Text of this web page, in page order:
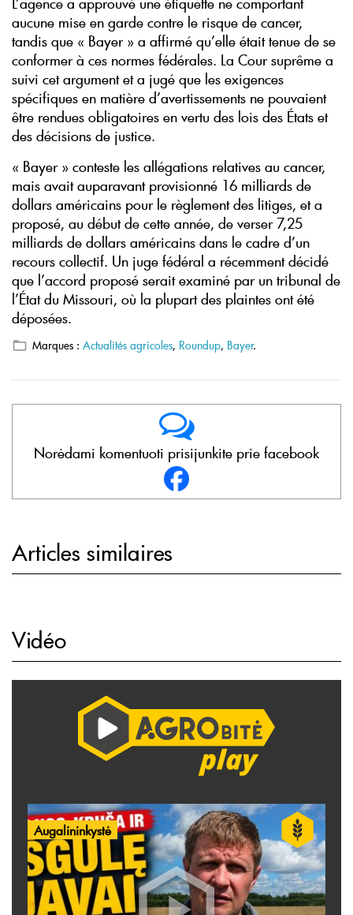
aucune mise en garde contre le risque de cancer,
tandis que « Bayer » a affirmé qu’elle était tenue de se
conformer à ces normes fédérales. La Cour suprême a
suivi cet argument et a jugé que les exigences
spécifiques en matière d’avertissements ne pouvaient
être rendues obligatoires en vertu des lois des États et
des décisions de justice.
« Bayer » conteste les allégations relatives au cancer,
mais avait auparavant provisionné 16 milliards de
dollars américains pour le règlement des litiges, et a
proposé, au début de cette année, de verser 7,25
milliards de dollars américains dans le cadre d’un
recours collectif. Un juge fédéral a récemment décidé
que l’accord proposé serait examiné par un tribunal de
l’État du Missouri, où la plupart des plaintes ont été
déposées.
Marques : Actualités agricoles, Roundup, Bayer.
Norėdami komentuoti prisijunkite prie facebook
Articles similaires
Vidéo
Augalininkystė